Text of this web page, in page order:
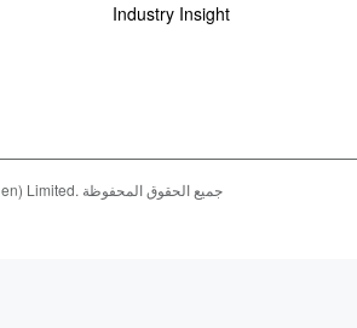
Industry Insight
Limited. جميع الحقوق المحفوظة